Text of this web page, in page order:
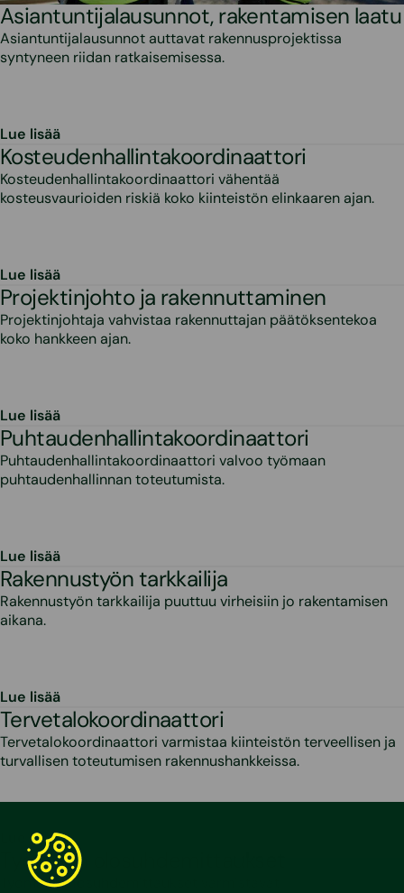
Asiantuntijalausunnot, rakentamisen laatu
Asiantuntijalausunnot auttavat rakennusprojektissa
syntyneen riidan ratkaisemisessa.
Lue lisää
Kosteudenhallintakoordinaattori
Kosteudenhallinta­koordinaattori vähentää
kosteusvaurioiden riskiä koko kiinteistön elinkaaren ajan.
Lue lisää
Projektinjohto ja rakennuttaminen
Projektinjohtaja vahvistaa rakennuttajan päätöksentekoa
koko hankkeen ajan.
Lue lisää
Puhtaudenhallintakoordinaattori
Puhtaudenhallintakoordinaattori valvoo työmaan
puhtaudenhallinnan toteutumista.
Lue lisää
Rakennustyön tarkkailija
Rakennustyön tarkkailija puuttuu virheisiin jo rakentamisen
aikana.
Lue lisää
Tervetalokoordinaattori
Tervetalokoordinaattori varmistaa kiinteistön terveellisen ja
turvallisen toteutumisen rakennushankkeissa.
Lue lisää
Työmaan olosuhdemittaukset
Työmaan olosuhdemittaukset varmistavat